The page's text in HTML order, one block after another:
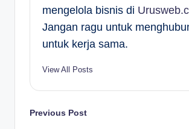
mengelola bisnis di
Jangan ragu untuk
untuk kerja sama.
View All Posts
Post
Previous Post